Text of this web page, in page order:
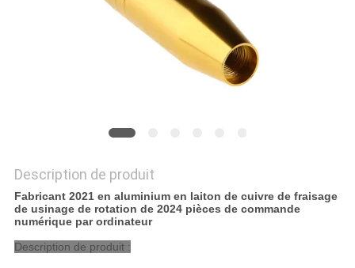
POLITIQUE
CONFIDENTIALITÉ
Description de produit
Fabricant 2021 en aluminium en laiton de cuivre de fraisage
de usinage de rotation de 2024 pièces de commande
numérique par ordinateur
Description de produit :